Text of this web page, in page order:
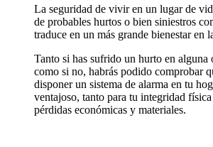
La seguridad de vivir en un lugar de
de probables hurtos o bien siniestros
traduce en un más grande bienestar en
Tanto si has sufrido un hurto en alguna
como si no, habrás podido comprobar
disponer un sistema de alarma en tu
ventajoso, tanto para tu integridad
pérdidas económicas y materiales.